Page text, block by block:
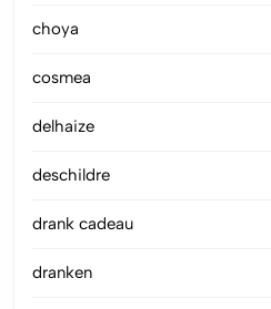
choya
cosmea
delhaize
deschildre
drank cadeau
dranken